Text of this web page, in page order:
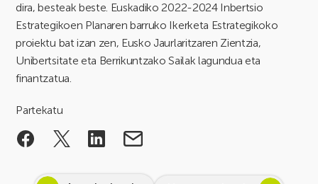
dira, besteak beste. Euskadiko 2022-2024 Inbertsio
Estrategikoen Planaren barruko Ikerketa Estrategikoko
proiektu bat izan zen, Eusko Jaurlaritzaren Zientzia,
Unibertsitate eta Berrikuntzako Sailak lagundua eta
finantzatua.
Partekatu